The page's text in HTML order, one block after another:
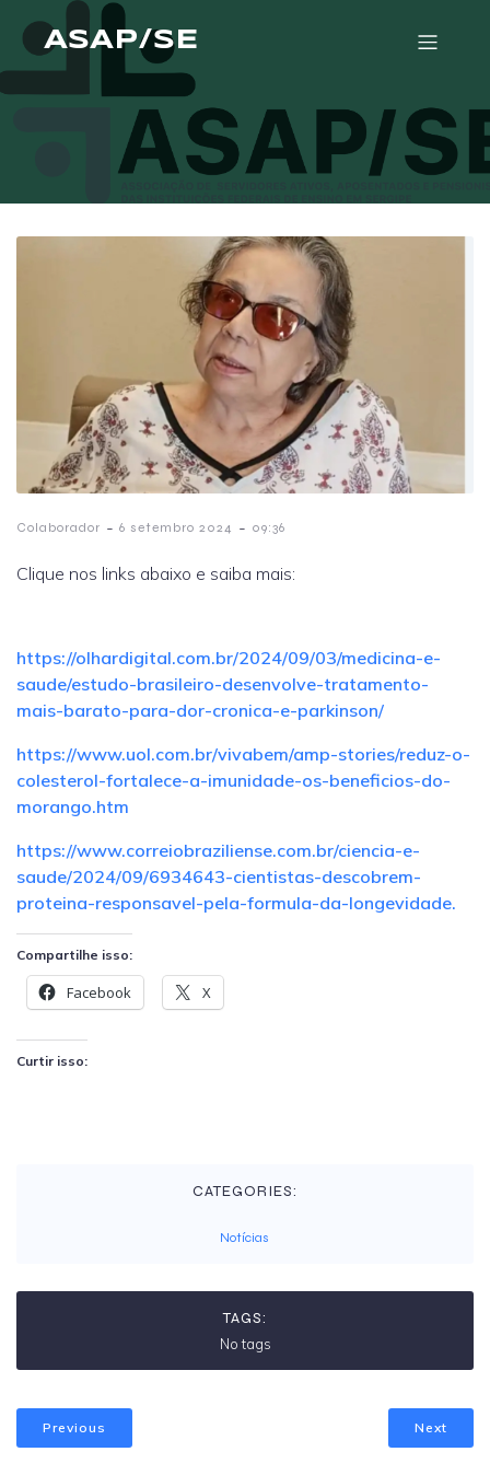
ASAP/SE
Colaborador - 6 setembro 2024 - 09:36
Clique nos links abaixo e saiba mais:
https://olhardigital.com.br/2024/09/03/medicina-e-
saude/estudo-brasileiro-desenvolve-tratamento-
mais-barato-para-dor-cronica-e-parkinson/
https://www.uol.com.br/vivabem/amp-stories/reduz-o-
colesterol-fortalece-a-imunidade-os-beneficios-do-
morango.htm
https://www.correiobraziliense.com.br/ciencia-e-
saude/2024/09/6934643-cientistas-descobrem-
proteina-responsavel-pela-formula-da-longevidade.
Compartilhe isso:
Facebook X
Curtir isso:
CATEGORIES:
Notícias
TAGS:
No tags
Previous Next